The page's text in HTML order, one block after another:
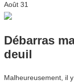
Août 31
Débarras
deuil
Malheureusement, il